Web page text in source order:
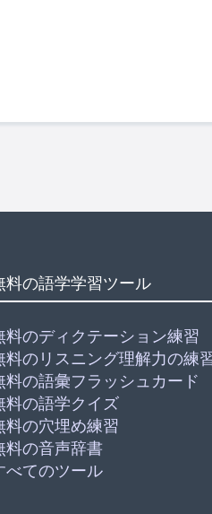
料の語学学習ツール
料のディクテーション練習
料のリスニング理解力の練
料の語彙フラッシュカード
料の語学クイズ
料の穴埋め練習
料の音声辞書
べてのツール